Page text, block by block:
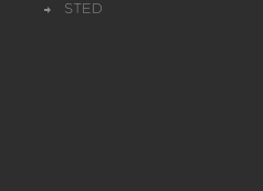
STED